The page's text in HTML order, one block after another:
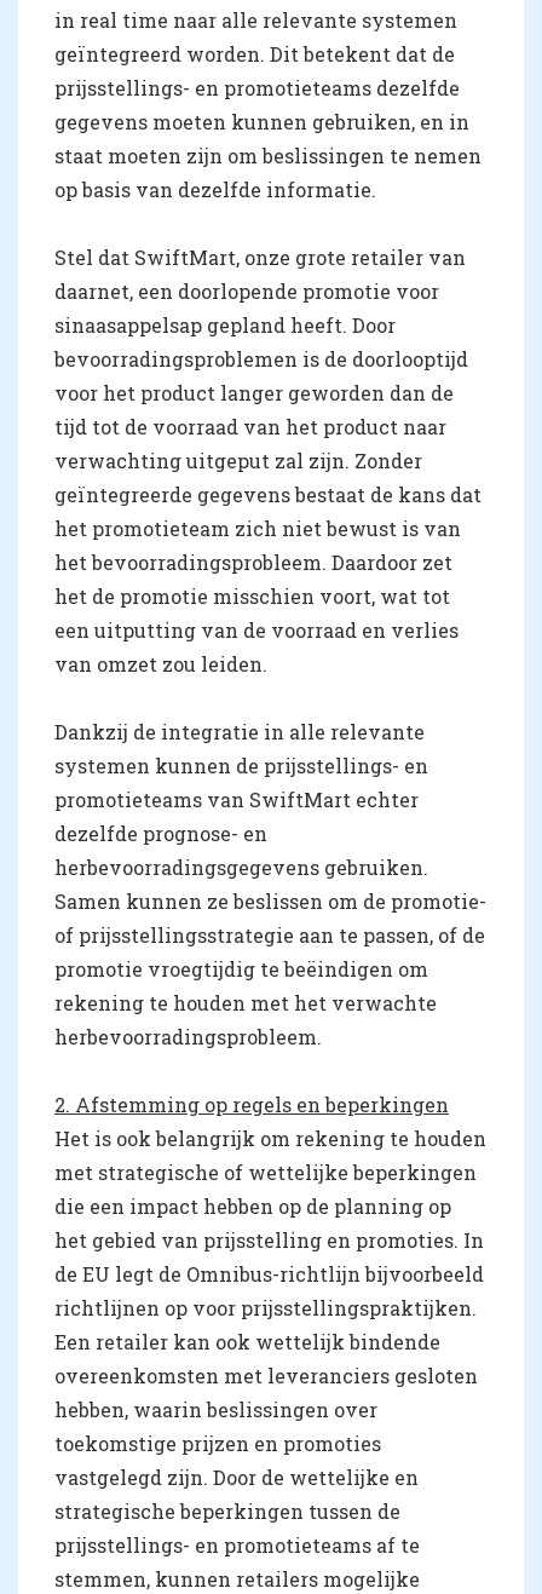
in real time naar alle relevante systemen
geïntegreerd worden. Dit betekent dat de
prijsstellings- en promotieteams dezelfde
gegevens moeten kunnen gebruiken, en in
staat moeten zijn om beslissingen te nemen
op basis van dezelfde informatie.
Stel dat SwiftMart, onze grote retailer van
daarnet, een doorlopende promotie voor
sinaasappelsap gepland heeft. Door
bevoorradingsproblemen is de doorlooptijd
voor het product langer geworden dan de
tijd tot de voorraad van het product naar
verwachting uitgeput zal zijn. Zonder
geïntegreerde gegevens bestaat de kans dat
het promotieteam zich niet bewust is van
het bevoorradingsprobleem. Daardoor zet
het de promotie misschien voort, wat tot
een uitputting van de voorraad en verlies
van omzet zou leiden.
Dankzij de integratie in alle relevante
systemen kunnen de prijsstellings- en
promotieteams van SwiftMart echter
dezelfde prognose- en
herbevoorradingsgegevens gebruiken.
Samen kunnen ze beslissen om de promotie-
of prijsstellingsstrategie aan te passen, of de
promotie vroegtijdig te beëindigen om
rekening te houden met het verwachte
herbevoorradingsprobleem.
2. Afstemming op regels en beperkingen
Het is ook belangrijk om rekening te houden
met strategische of wettelijke beperkingen
die een impact hebben op de planning op
het gebied van prijsstelling en promoties. In
de EU legt de Omnibus-richtlijn bijvoorbeeld
richtlijnen op voor prijsstellingspraktijken.
Een retailer kan ook wettelijk bindende
overeenkomsten met leveranciers gesloten
hebben, waarin beslissingen over
toekomstige prijzen en promoties
vastgelegd zijn. Door de wettelijke en
strategische beperkingen tussen de
prijsstellings- en promotieteams af te
stemmen, kunnen retailers mogelijke